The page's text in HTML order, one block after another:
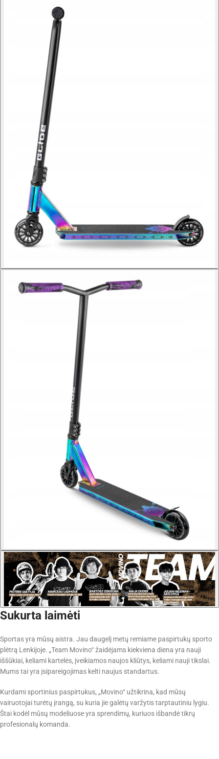
Sukurta laimėti
Sportas yra mūsų aistra. Jau daugelį metų remiame paspirtukų sporto
plėtrą Lenkijoje. „Team Movino“ žaidėjams kiekviena diena yra nauji
iššūkiai, keliami kartelės, įveikiamos naujos kliūtys, keliami nauji tikslai.
Mums tai yra įsipareigojimas kelti naujus standartus.
Kurdami sportinius paspirtukus, „Movino“ užtikrina, kad mūsų
vairuotojai turėtų įrangą, su kuria jie galėtų varžytis tarptautiniu lygiu.
Štai kodėl mūsų modeliuose yra sprendimų, kuriuos išbandė tikrų
profesionalų komanda.